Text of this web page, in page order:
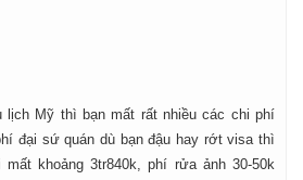
lịch Mỹ thì bạn mất rất nhiều các chi phí
đại sứ quán dù bạn đậu hay rớt visa thì
mất khoảng 3tr840k, phí rửa ảnh 30-50k